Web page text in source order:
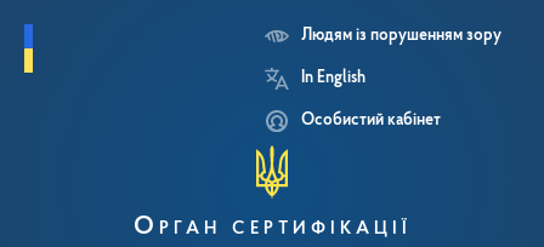
Людям із порушенням зору
In English
Особистий кабінет
Орган сертифікації